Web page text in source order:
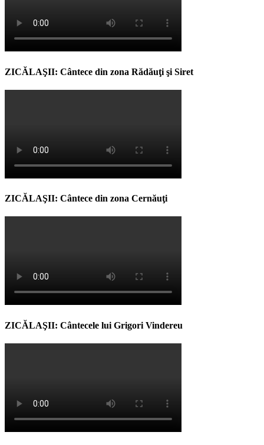
ZICĂLAŞII: Cântece din zona Rădăuţi şi Siret
ZICĂLAŞII: Cântece din zona Cernăuţi
ZICĂLAŞII: Cântecele lui Grigori Vindereu